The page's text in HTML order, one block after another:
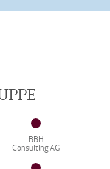
BBH
Consulting AG